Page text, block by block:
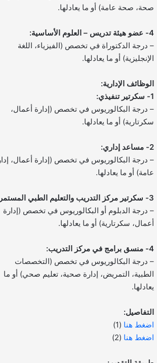
صحة، صحة عامة) أو ما يعادلها.
4- عضو هيئة تدريس – العلوم الأساسية:
– درجة الدكتوراة في تخصص (الفيزياء، اللغة
الإنجليزية) أو ما يعادلها.
الوظائف الإدارية:
1- سكرتير تنفيذي:
– درجة البكالوريوس في تخصص (إدارة أعمال،
سكرتارية) أو ما يعادلها.
2- مساعد إداري:
– درجة البكالوريوس في تخصص (إدارة أعمال،
عامة) أو ما يعادلها.
3- سكرتير مركز التدريب والتعليم الطبي المستمر:
– درجة الدبلوم أو البكالوريوس في تخصص (إدارة
أعمال، سكرتارية) أو ما يعادلها.
4- منسق برامج في مركز التدريب:
– درجة البكالوريوس في تخصص (التخصصات
الطبية، التمريض، إدارة صحية، تعليم صحي) أو ما
يعادلها.
التفاصيل:
اضغط هنا (1)
اضغط هنا (2)